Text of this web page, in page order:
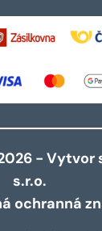
- Vytvor
s.r.o.
ochranná